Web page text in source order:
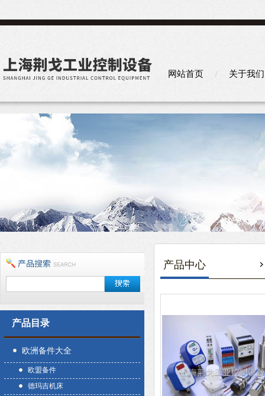
网站首页 关于我们
产品目录
欧洲备件大全
欧盟备件
德玛吉机床
产品中心